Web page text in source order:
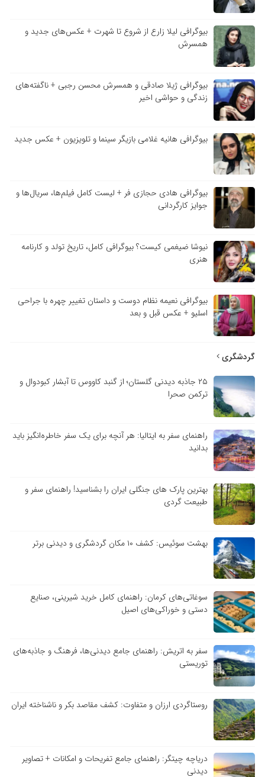
بیوگرافی لیلا زارع از شروع تا شهرت + عکس‌های جدید و
همسرش
بیوگرافی ژیلا صادقی و همسرش محسن رجبی + ناگفته‌های
زندگی و حواشی اخیر
بیوگرافی هانیه غلامی بازیگر سینما و تلویزیون + عکس جدید
بیوگرافی هادی حجازی فر + لیست کامل فیلم‌ها، سریال‌ها و
جوایز کارگردانی
نیوشا ضیغمی کیست؟ بیوگرافی کامل، تاریخ تولد و کارنامه
هنری
بیوگرافی نعیمه نظام دوست و داستان تغییر چهره با جراحی
اسلیو + عکس قبل و بعد
گردشگری
۲۵ جاذبه دیدنی گلستان؛ از گنبد کاووس تا آبشار کبودوال و
ترکمن صحرا
راهنمای سفر به ایتالیا: هر آنچه برای یک سفر خاطره‌انگیز باید
بدانید
بهترین پارک های جنگلی ایران را بشناسید! راهنمای سفر و
طبیعت گردی
بهشت سوئیس: کشف ۱۰ مکان گردشگری و دیدنی برتر
سوغاتی‌های کرمان: راهنمای کامل خرید شیرینی، صنایع
دستی و خوراکی‌های اصیل
سفر به اتریش: راهنمای جامع دیدنی‌ها، فرهنگ و جاذبه‌های
توریستی
روستاگردی ارزان و متفاوت: کشف مقاصد بکر و ناشناخته ایران
دریاچه چیتگر: راهنمای جامع تفریحات و امکانات + تصاویر
دیدنی